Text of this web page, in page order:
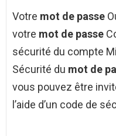
Votre mot de passe
votre mot de passe
sécurité du compte
Sécurité du mot de
vous pouvez être
l’aide d’un code de